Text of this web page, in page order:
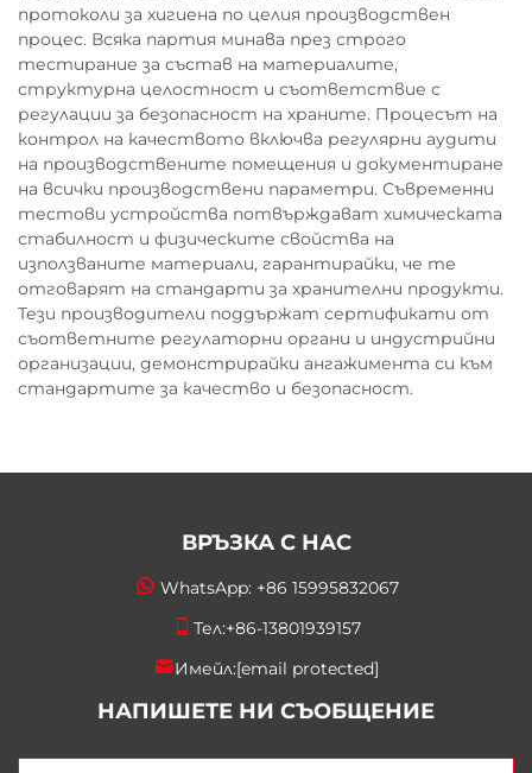
протоколи за хигиена по целия производствен
процес. Всяка партия минава през строго
тестирание за състав на материалите,
структурна целостност и съответствие с
регулации за безопасност на храните. Процесът на
контрол на качеството включва регулярни аудити
на производствените помещения и документиране
на всички производствени параметри. Съвременни
тестови устройства потвърждават химическата
стабилност и физическите свойства на
използваните материали, гарантирайки, че те
отговарят на стандарти за хранителни продукти.
Тези производители поддържат сертификати от
съответните регулаторни органи и индустрийни
организации, демонстрирайки ангажимента си към
стандартите за качество и безопасност.
ВРЪЗКА С НАС
WhatsApp: +86 15995832067
Тел:+86-13801939157
Имейл:[email protected]
НАПИШЕТЕ НИ СЪОБЩЕНИЕ